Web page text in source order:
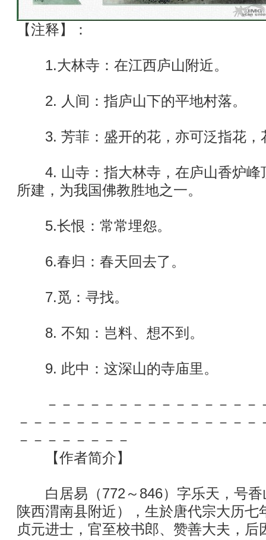
【注释】：
1.大林寺：在江西庐山附近。
2. 人间：指庐山下的平地村落。
3. 芳菲：盛开的花，亦可泛指花，
4. 山寺：指大林寺，在庐山香炉峰
所建，为我国佛教胜地之一。
5.长恨：常常埋怨。
6.春归：春天回去了。
7.觅：寻找。
8. 不知：岂料、想不到。
9. 此中：这深山的寺庙里。
－－－－－－－－－－－－－－－
－－－－－－－－－－－－－－－－
－－－－－－－－
【作者简介】
白居易（772～846）字乐天，号香
陕西渭南县附近），生於唐代宗大历七
贞元进士，官至校书郎、赞善大夫，